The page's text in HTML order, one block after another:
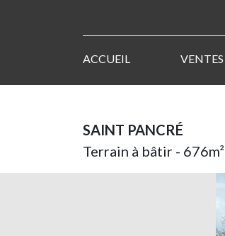
ACCUEIL VENTES
SAINT PANCRÉ
Terrain à bâtir - 676m²